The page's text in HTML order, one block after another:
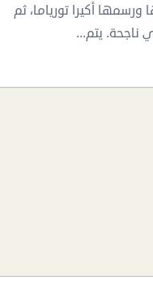
ورسمها أكيرا تورياما، ثم
ناجحة. يتم...